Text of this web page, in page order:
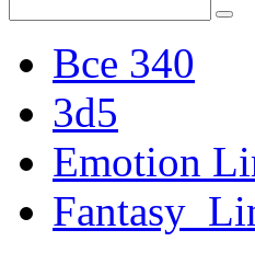
Все 340
3d5
Emotion